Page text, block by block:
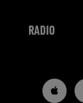
RADIO